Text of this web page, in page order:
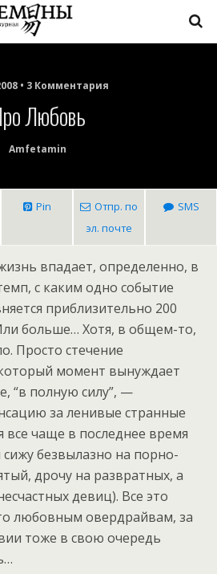
• 3 Комментария
Любовь
Amfetamin
Pin
Отпр. по
эл. почте
SMS
впадает, определенно, в
с каким одно событие
приблизительно 200
больше… Хотя, в общем-то,
Просто стечение
момент вынуждает
“в полную силу”, —
за ленивые странные
все чаще в последнее время
сижу безвылазно на порно-
дрочу на развратных, а
девиц). Все это
любовным овердрайвам, за
тоже в свою очередь